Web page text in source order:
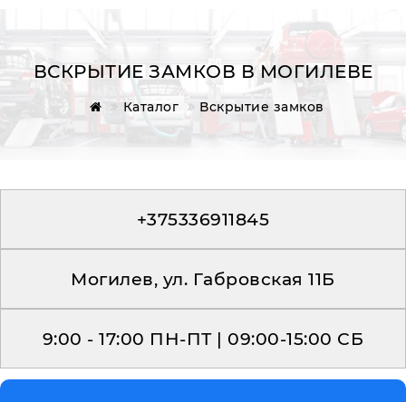
Главная
ВСКРЫТИЕ ЗАМКОВ В МОГИЛЕВЕ
Каталог Вскрытие замков
+375336911845
Могилев, ул. Габровская 11Б
9:00 - 17:00 ПН-ПТ | 09:00-15:00 СБ